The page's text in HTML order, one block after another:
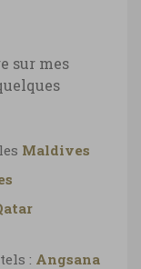
sur mes
Maldives
: Angsana